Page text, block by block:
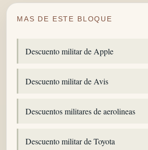
MAS DE ESTE BLOQUE
Descuento militar de Apple
Descuento militar de Avis
Descuentos militares de aerolineas
Descuento militar de Toyota